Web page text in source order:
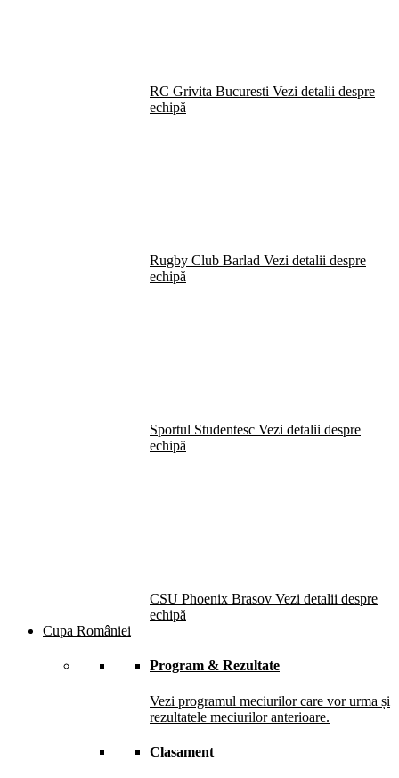
RC Grivita Bucuresti Vezi detalii despre
echipă
Rugby Club Barlad Vezi detalii despre
echipă
Sportul Studentesc Vezi detalii despre
echipă
CSU Phoenix Brasov Vezi detalii despre
echipă
Cupa României
Program & Rezultate
Vezi programul meciurilor care vor urma și
rezultatele meciurilor anterioare.
Clasament